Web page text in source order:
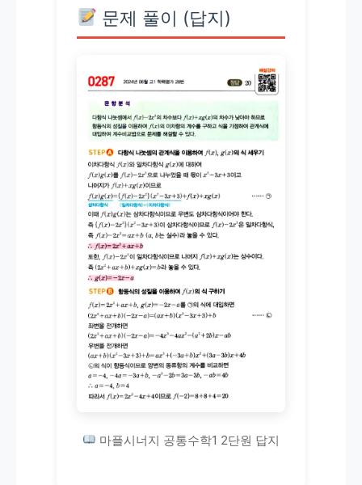
문제 풀이 (답지)
마플시너지 공통수학1 2단원 답지